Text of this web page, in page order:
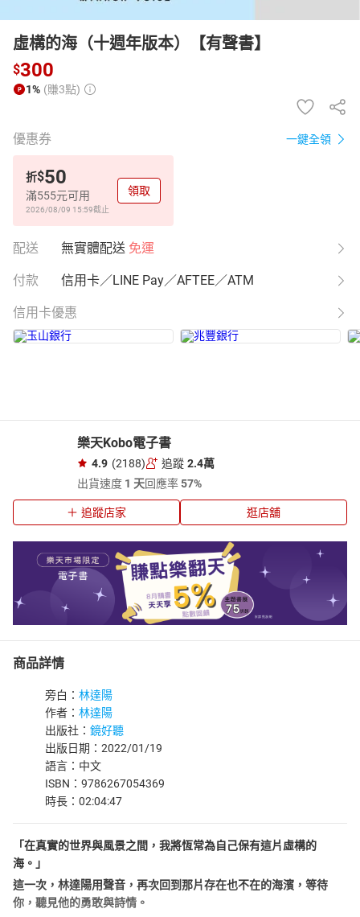
虛構的海（十週年版本）【有聲書】
$300
1% (賺3點)
優惠券 一鍵全領
折$50
滿555元可用
2026/08/09 15:59截止
領取
配送 無實體配送 免運
付款 信用卡／LINE Pay／AFTEE／ATM
信用卡優惠
樂天Kobo電子書
4.9 (2188) 追蹤 2.4萬
出貨速度 1 天回應率57%
追蹤店家 逛店舖
商品詳情
旁白： 林達陽
作者： 林達陽
出版社： 鏡好聽
出版日期：2022/01/19
語言：中文
ISBN：9786267054369
時長：02:04:47
「在真實的世界與風景之間，我將恆常為自己保有這片虛構的
海。」
這一次，林達陽用聲音，再次回到那片存在也不在的海濱，等待
你，聽見他的勇敢與詩情。